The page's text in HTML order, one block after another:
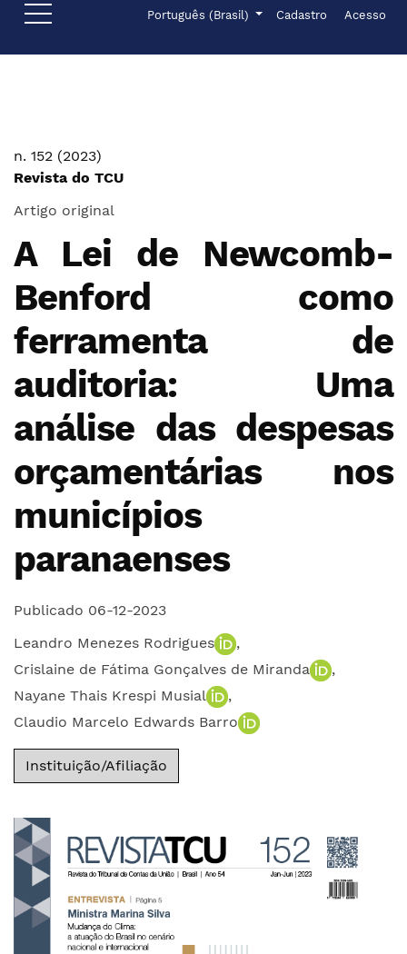
Ir para o menu de navegação principal
Ir para o conteúdo principal
Ir para o rodapé Idioma
Português (Brasil)
Menu de Cadastro Acesso
n. 152 (2023)
Revista do TCU
Artigo original
A Lei de Newcomb-
Benford como
ferramenta de
auditoria: Uma
análise das despesas
orçamentárias nos
municípios
paranaenses
Publicado 06-12-2023
Leandro Menezes Rodrigues
,
Crislaine de Fátima Gonçalves de Miranda
,
Nayane Thais Krespi Musial
,
Claudio Marcelo Edwards Barro
Instituição/Afiliação